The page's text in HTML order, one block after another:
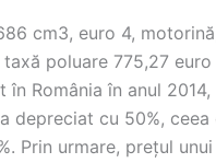
cm3, euro 4,
poluare 775,27
în România în anul
depreciat cu 50%,
Prin urmare, prețul